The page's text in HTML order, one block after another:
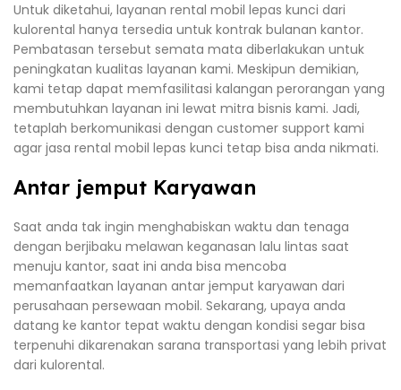
Untuk diketahui, layanan rental mobil lepas kunci dari
kulorental hanya tersedia untuk kontrak bulanan kantor.
Pembatasan tersebut semata mata diberlakukan untuk
peningkatan kualitas layanan kami. Meskipun demikian,
kami tetap dapat memfasilitasi kalangan perorangan yang
membutuhkan layanan ini lewat mitra bisnis kami. Jadi,
tetaplah berkomunikasi dengan customer support kami
agar jasa rental mobil lepas kunci tetap bisa anda nikmati.
Antar jemput Karyawan
Saat anda tak ingin menghabiskan waktu dan tenaga
dengan berjibaku melawan keganasan lalu lintas saat
menuju kantor, saat ini anda bisa mencoba
memanfaatkan layanan antar jemput karyawan dari
perusahaan persewaan mobil. Sekarang, upaya anda
datang ke kantor tepat waktu dengan kondisi segar bisa
terpenuhi dikarenakan sarana transportasi yang lebih privat
dari kulorental.